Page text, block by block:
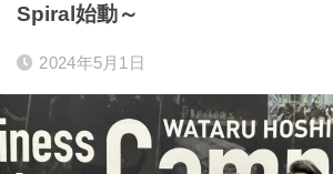
Spiral始動～
2024年5月1日